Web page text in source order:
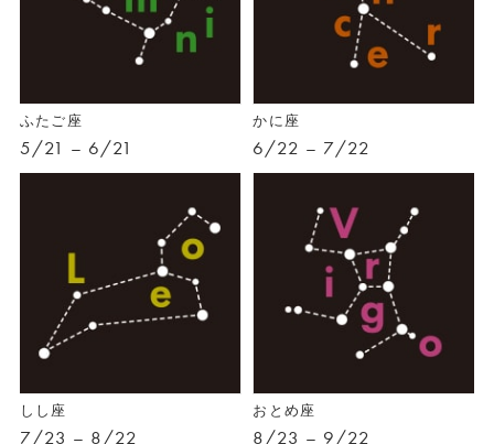
ふたご座
5/21 – 6/21
かに座
6/22 – 7/22
しし座
7/23 – 8/22
おとめ座
8/23 – 9/22